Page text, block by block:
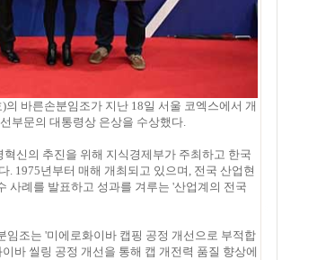
바른손분임조가 지난 18일 서울 코엑스에서 개
부문의 대통령상 은상을 수상했다.
신의 추진을 위해 지식경제부가 주최하고 한국
. 1975년부터 매해 개최되고 있으며, 전국 산업현
사례를 발표하고 성과를 겨루는 '산업계의 전국
조는 '미에로화이바 캡핑 공정 개선으로 부적합
바 씰링 공정 개선을 통해 캡 개전력 품질 향상에